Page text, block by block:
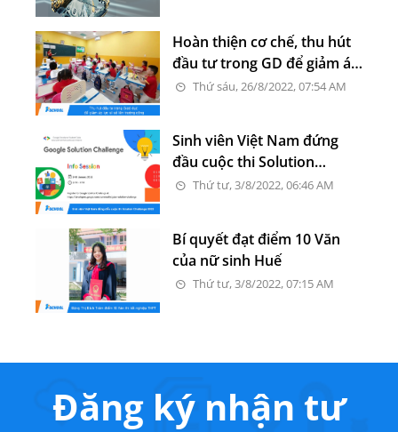
Hoàn thiện cơ chế, thu hút
đầu tư trong GD để giảm áp
lực sĩ số lên trường công
Thứ sáu, 26/8/2022, 07:54 AM
Sinh viên Việt Nam đứng
đầu cuộc thi Solution
Challenge 2022 của Google
Thứ tư, 3/8/2022, 06:46 AM
Bí quyết đạt điểm 10 Văn
của nữ sinh Huế
Thứ tư, 3/8/2022, 07:15 AM
Đăng ký nhận tư